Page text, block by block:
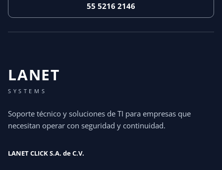
55 5216 2146
LANET
SYSTEMS
Soporte técnico y soluciones de TI para empresas que
necesitan operar con seguridad y continuidad.
LANET CLICK S.A. de C.V.